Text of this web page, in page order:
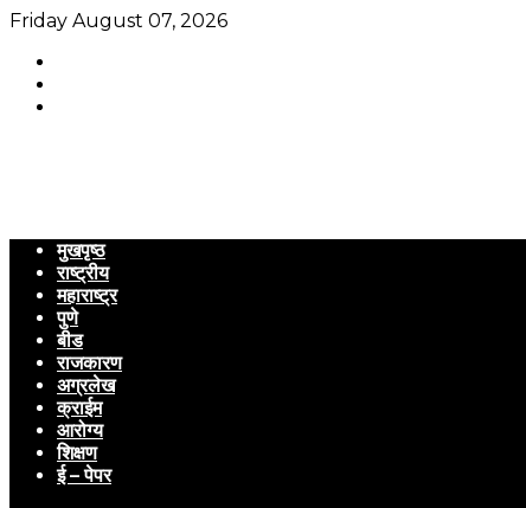
Friday August 07, 2026
मुखपृष्ठ
राष्ट्रीय
महाराष्ट्र
पुणे
बीड
राजकारण
अग्रलेख
क्राईम
आरोग्य
शिक्षण
ई – पेपर